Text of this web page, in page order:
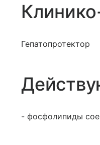
Гепатопротектор
- фосфолипиды